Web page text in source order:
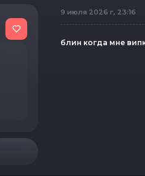
9 июля 2026 г, 23:16
блин когда мне